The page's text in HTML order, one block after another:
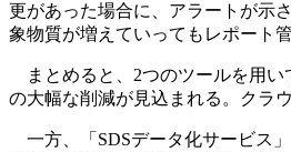
更があった場合に、アラートが示
象物質が増えていってもレポート
まとめると、2つのツールを用い
の大幅な削減が見込まれる。クラ
一方、「SDSデータ化サービス